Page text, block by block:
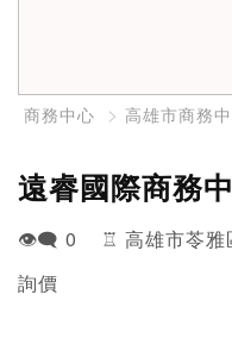
商務中心 高雄市商務
遠睿國際商務
👁️‍🗨️ 0 ♖ 高雄市苓雅區
詢價